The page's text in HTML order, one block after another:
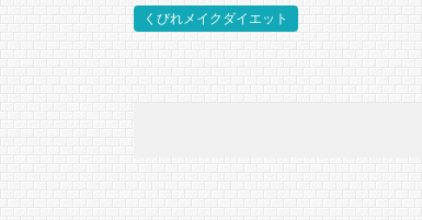
くびれメイクダイエット